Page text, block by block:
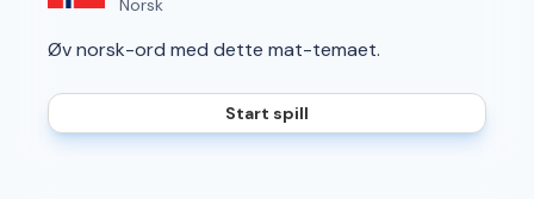
Norsk
Øv norsk-ord med dette mat-temaet.
Start spill